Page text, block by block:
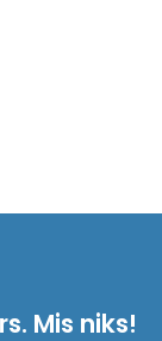
Mis niks!